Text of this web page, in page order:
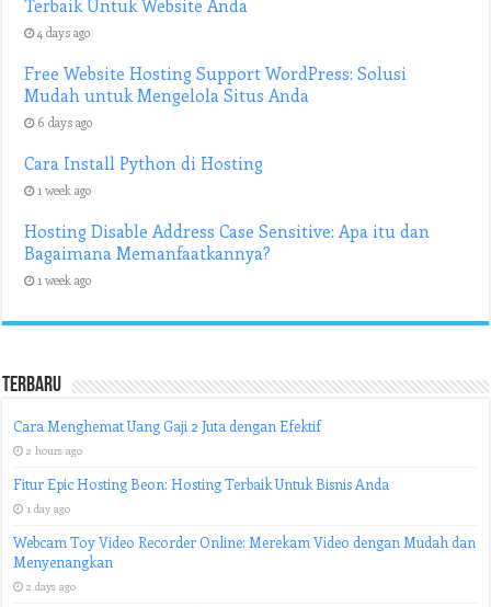
Terbaik Untuk Website Anda
4 days ago
Free Website Hosting Support WordPress: Solusi
Mudah untuk Mengelola Situs Anda
6 days ago
Cara Install Python di Hosting
1 week ago
Hosting Disable Address Case Sensitive: Apa itu dan
Bagaimana Memanfaatkannya?
1 week ago
Terbaru
Cara Menghemat Uang Gaji 2 Juta dengan Efektif
2 hours ago
Fitur Epic Hosting Beon: Hosting Terbaik Untuk Bisnis Anda
1 day ago
Webcam Toy Video Recorder Online: Merekam Video dengan Mudah dan
Menyenangkan
2 days ago